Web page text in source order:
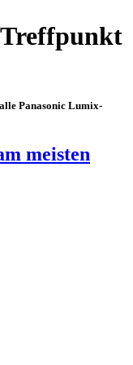
Panasonic Lumix-
meisten